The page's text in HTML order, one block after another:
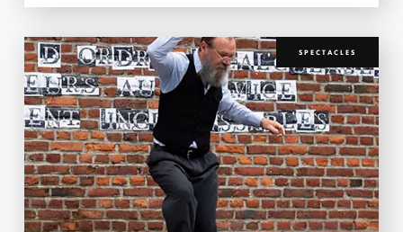
SPECTACLES